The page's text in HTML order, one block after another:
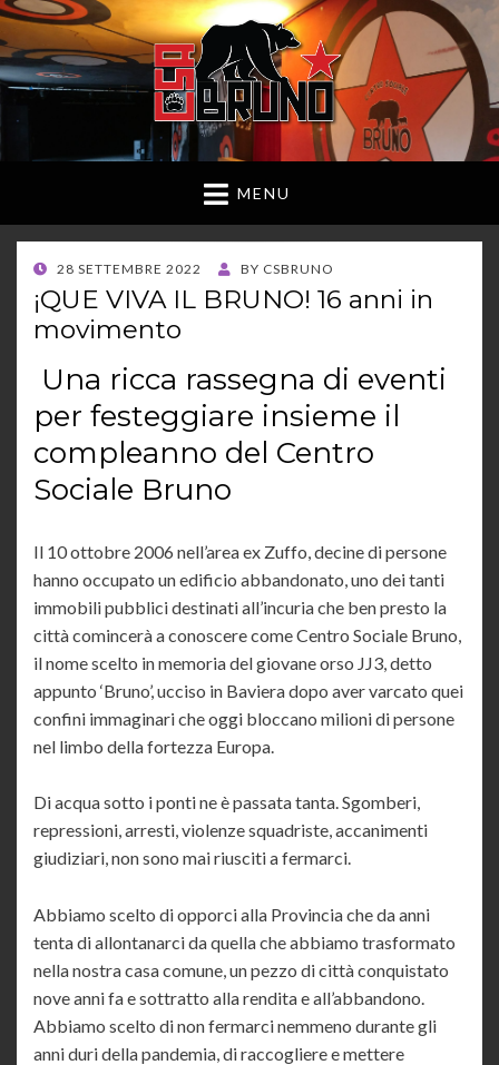
MENU
POSTED
ON
28 SETTEMBRE 2022 BY CSBRUNO
¡QUE VIVA IL BRUNO! 16 anni in
movimento
Una ricca rassegna di eventi
per festeggiare insieme il
compleanno del Centro
Sociale Bruno
Il 10 ottobre 2006 nell’area ex Zuffo, decine di persone
hanno occupato un edificio abbandonato, uno dei tanti
immobili pubblici destinati all’incuria che ben presto la
città comincerà a conoscere come Centro Sociale Bruno,
il nome scelto in memoria del giovane orso JJ3, detto
appunto ‘Bruno’, ucciso in Baviera dopo aver varcato quei
confini immaginari che oggi bloccano milioni di persone
nel limbo della fortezza Europa.
Di acqua sotto i ponti ne è passata tanta. Sgomberi,
repressioni, arresti, violenze squadriste, accanimenti
giudiziari, non sono mai riusciti a fermarci.
Abbiamo scelto di opporci alla Provincia che da anni
tenta di allontanarci da quella che abbiamo trasformato
nella nostra casa comune, un pezzo di città conquistato
nove anni fa e sottratto alla rendita e all’abbandono.
Abbiamo scelto di non fermarci nemmeno durante gli
anni duri della pandemia, di raccogliere e mettere